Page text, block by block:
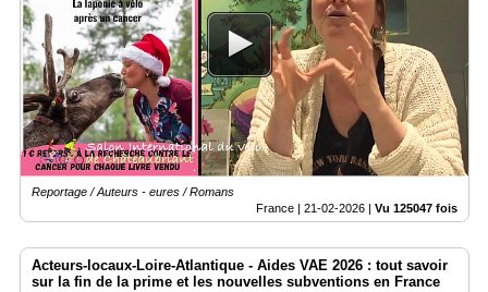
Reportage / Auteurs - eures / Romans
France | 21-02-2026 | Vu 125047 fois
Acteurs-locaux-Loire-Atlantique - Aides VAE 2026 : tout savoir
sur la fin de la prime et les nouvelles subventions en France